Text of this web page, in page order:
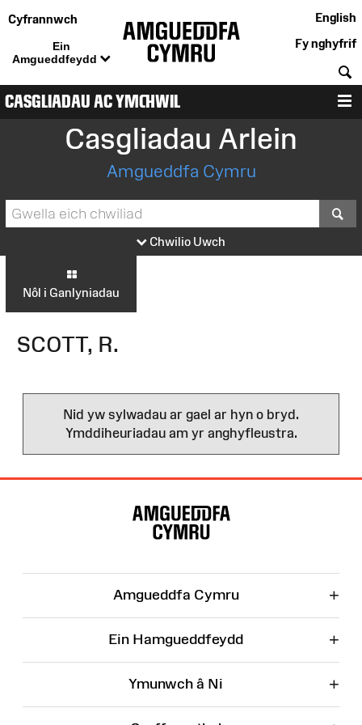
Cyfrannwch
Ein
Amgueddfeydd
English
Fy nghyfrif
CASGLIADAU AC YMCHWIL
Casgliadau Arlein
Amgueddfa Cymru
Chwilio Uwch
Nôl i Ganlyniadau
SCOTT, R.
Nid yw sylwadau ar gael ar hyn o bryd.
Ymddiheuriadau am yr anghyfleustra.
Amgueddfa Cymru +
Ein Hamgueddfeydd +
Ymunwch â Ni +